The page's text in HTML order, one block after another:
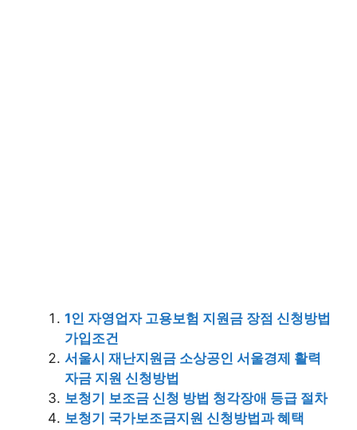
1인 자영업자 고용보험 지원금 장점 신청방법
가입조건
서울시 재난지원금 소상공인 서울경제 활력
자금 지원 신청방법
보청기 보조금 신청 방법 청각장애 등급 절차
보청기 국가보조금지원 신청방법과 혜택